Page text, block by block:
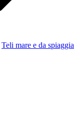
Teli mare e da spiaggia